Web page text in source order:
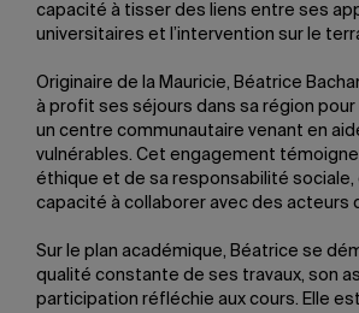
capacité à tisser des liens entre ses
universitaires et l’intervention sur le
Originaire de la Mauricie, Béatrice
à profit ses séjours dans sa région
un centre communautaire venant en
vulnérables. Cet engagement
éthique et de sa responsabilité sociale,
capacité à collaborer avec des acteurs
Sur le plan académique, Béatrice se
qualité constante de ses travaux, son
participation réfléchie aux cours. Elle